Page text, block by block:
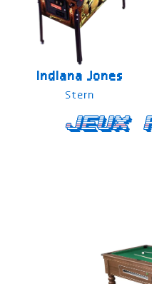
Indiana Jones
Stern
Jeux